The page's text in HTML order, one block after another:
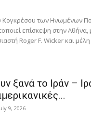
Κογκρέσου των Ηνωμένων
επίσκεψη στην Αθήνα,
Roger F. Wicker και
ξανά το Ιράν –
9, 2026